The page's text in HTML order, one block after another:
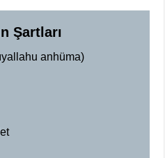
Şartları
anhüma)